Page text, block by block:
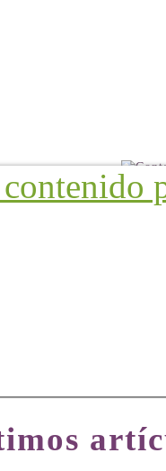
contenido